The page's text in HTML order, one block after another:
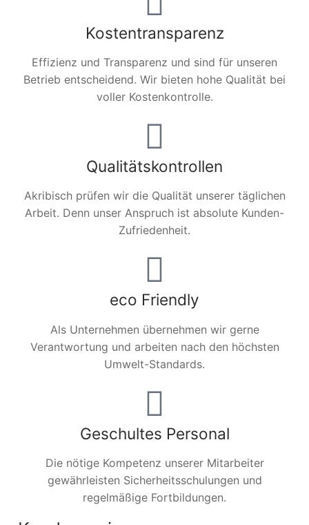
Kostentransparenz
Effizienz und Transparenz und sind für unseren
Betrieb entscheidend. Wir bieten hohe Qualität bei
voller Kostenkontrolle.
Qualitätskontrollen
Akribisch prüfen wir die Qualität unserer täglichen
Arbeit. Denn unser Anspruch ist absolute Kunden-
Zufriedenheit.
eco Friendly
Als Unternehmen übernehmen wir gerne
Verantwortung und arbeiten nach den höchsten
Umwelt-Standards.
Geschultes Personal
Die nötige Kompetenz unserer Mitarbeiter
gewährleisten Sicherheitsschulungen und
regelmäßige Fortbildungen.